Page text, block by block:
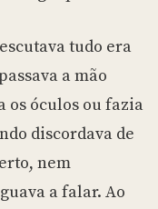
tudo era
a mão
os óculos ou fazia
discordava de
nem
a falar. Ao